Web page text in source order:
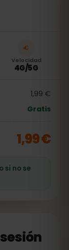
Velocidad
4G/5G
1,99 €
Gratis
1,99 €
si no se